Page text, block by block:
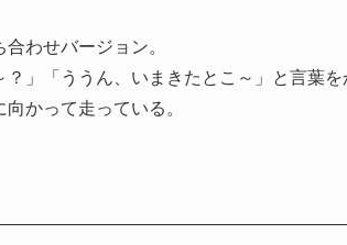
合わせバージョン。
？」「ううん、いまきたとこ～」と言葉を
かって走っている。